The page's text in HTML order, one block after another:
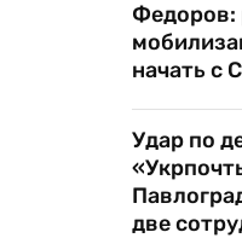
начать с
Удар по
две